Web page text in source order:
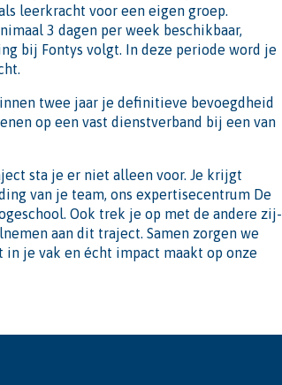
leerkracht voor een eigen groep.
3 dagen per week beschikbaar,
bij Fontys volgt. In deze periode word je
twee jaar je definitieve bevoegdheid
op een vast dienstverband bij een van
sta je er niet alleen voor. Je krijgt
van je team, ons expertisecentrum De
Ook trek je op met de andere zij-
aan dit traject. Samen zorgen we
je vak en écht impact maakt op onze